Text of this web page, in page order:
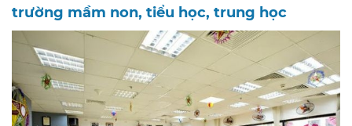
trường mầm non, tiểu học, trung học